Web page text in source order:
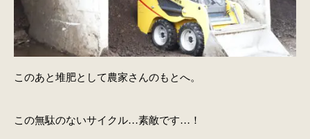
このあと堆肥として農家さんのもとへ。
この無駄のないサイクル…素敵です…！